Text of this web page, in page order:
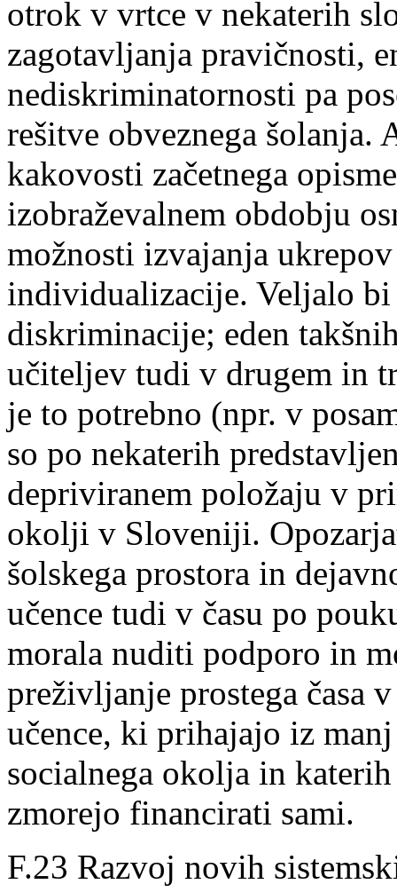
otrok v vrtce v nekaterih
zagotavljanja pravičnosti,
nediskriminatornosti pa
rešitve obveznega šolanja.
kakovosti začetnega
izobraževalnem obdobju
možnosti izvajanja
individualizacije. Veljalo
diskriminacije; eden
učiteljev tudi v drugem in
je to potrebno (npr. v
so po nekaterih
depriviranem položaju v
okolji v Sloveniji.
šolskega prostora in
učence tudi v času po
morala nuditi podporo in
preživljanje prostega časa
učence, ki prihajajo iz
socialnega okolja in
zmorejo financirati sami.
F.23 Razvoj novih